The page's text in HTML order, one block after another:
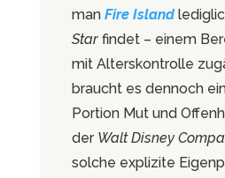
man Fire Island
Starfindet – einem
mit Alterskontrolle
braucht es dennoch
Portion Mut und
der Walt Disney
solche explizite